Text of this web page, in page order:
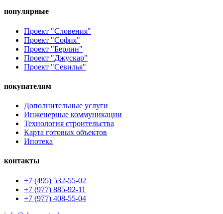
популярные
Проект "Словения"
Проект "София"
Проект "Берлин"
Проект "Джускар"
Проект "Севилья"
покупателям
Дополнительные услуги
Инженерные коммуникации
Технология строительства
Карта готовых объектов
Ипотека
контакты
+7 (495) 532-55-02
+7 (977) 885-92-11
+7 (977) 408-55-04